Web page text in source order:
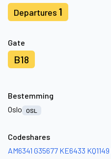
Departures 1
Gate
B18
Bestemming
Oslo
OSL
Codeshares
AM6341 G35677 KE6433 KQ1149